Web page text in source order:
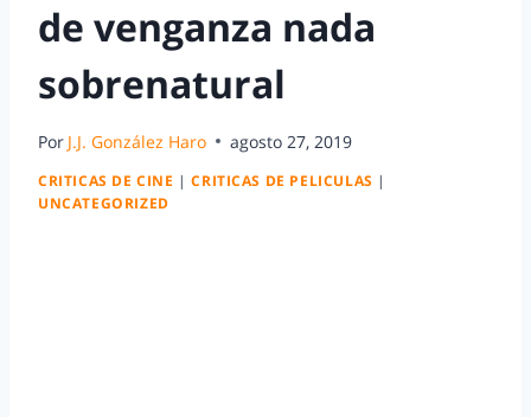
de venganza nada
sobrenatural
Por J.J. González Haro agosto 27, 2019
CRITICAS DE CINE |CRITICAS DE PELICULAS |
UNCATEGORIZED